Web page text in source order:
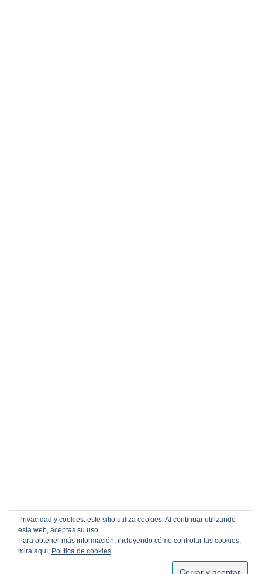
SUSCRIBIRSE
Privacidad y cookies: este sitio utiliza cookies. Al continuar utilizando
esta web, aceptas su uso.
Para obtener más información, incluyendo cómo controlar las cookies,
mira aquí: Política de cookies